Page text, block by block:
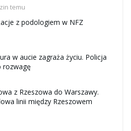
temu
z podologiem w NFZ
w aucie zagraża życiu. Policja
rozwagę
z Rzeszowa do Warszawy.
linii między Rzeszowem